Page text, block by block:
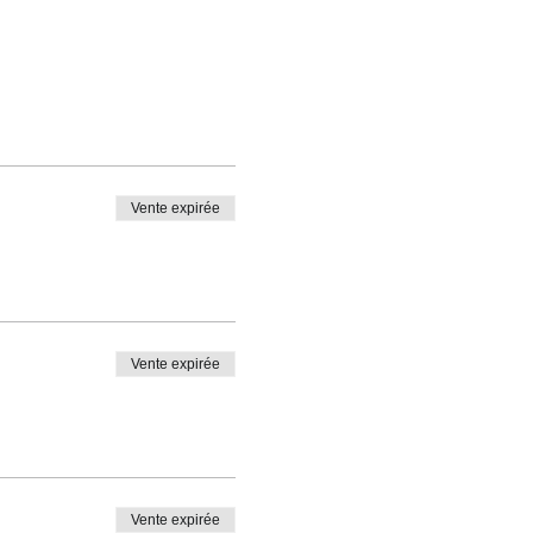
Vente expirée
Vente expirée
Vente expirée